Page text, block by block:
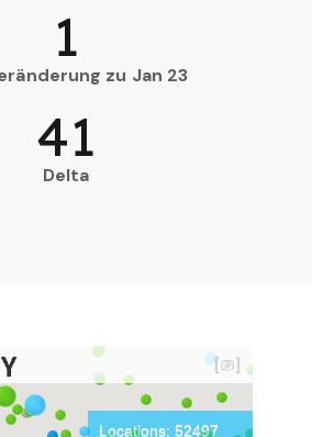
zu Jan 23
1
Delta
41